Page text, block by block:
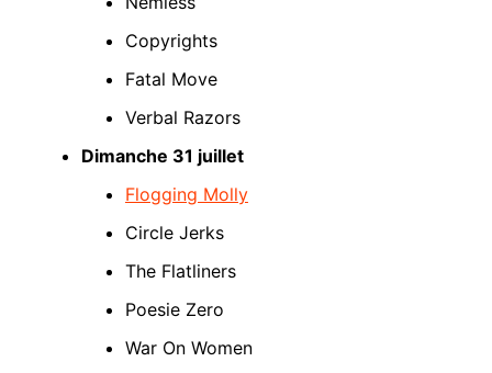
Copyrights
Fatal Move
Verbal Razors
Dimanche 31 juillet
Flogging Molly
Circle Jerks
The Flatliners
Poesie Zero
War On Women